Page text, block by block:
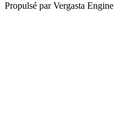
Propulsé par Vergasta Engine